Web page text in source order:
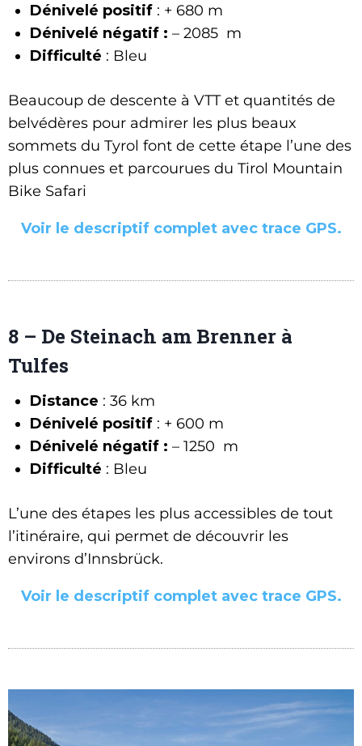
Dénivelé positif : + 680 m
Dénivelé négatif : – 2085 m
Difficulté : Bleu
Beaucoup de descente à VTT et quantités de
belvédères pour admirer les plus beaux
sommets du Tyrol font de cette étape l’une des
plus connues et parcourues du Tirol Mountain
Bike Safari
Voir le descriptif complet avec trace GPS.
8 – De Steinach am Brenner à
Tulfes
Distance : 36 km
Dénivelé positif : + 600 m
Dénivelé négatif : – 1250 m
Difficulté : Bleu
L’une des étapes les plus accessibles de tout
l’itinéraire, qui permet de découvrir les
environs d’Innsbrück.
Voir le descriptif complet avec trace GPS.